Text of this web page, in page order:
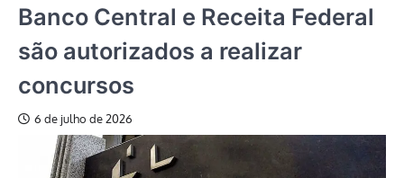
Banco Central e Receita Federal
são autorizados a realizar
concursos
6 de julho de 2026